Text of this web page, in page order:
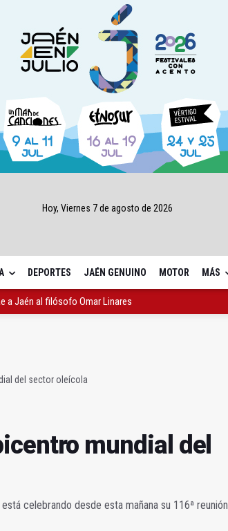
Hoy, Viernes 7 de agosto de 2026
DEPORTES JAÉN GENUINO MOTOR MÁS
a Jaén al filósofo Omar Linares
del sector oleícola
mundial del
celebrando desde esta mañana su 116ª reunión